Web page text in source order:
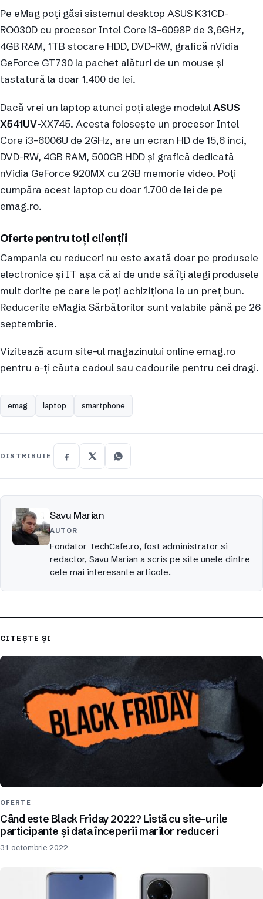
Pe eMag poți găsi sistemul desktop ASUS K31CD-
RO030D cu procesor Intel Core i3-6098P de 3,6GHz,
4GB RAM, 1TB stocare HDD, DVD-RW, grafică nVidia
GeForce GT730 la pachet alături de un mouse și
tastatură la doar 1.400 de lei.
Dacă vrei un laptop atunci poți alege modelulASUS
X541UV-XX745. Acesta folosește un procesor Intel
Core i3-6006U de 2GHz, are un ecran HD de 15,6 inci,
DVD-RW, 4GB RAM, 500GB HDD și grafică dedicată
nVidia GeForce 920MX cu 2GB memorie video. Poți
cumpăra acest laptop cu doar 1.700 de lei de pe
emag.ro.
Oferte pentru toți clienții
Campania cu reduceri nu este axată doar pe produsele
electronice și IT așa că ai de unde să îți alegi produsele
mult dorite pe care le poți achiziționa la un preț bun.
Reducerile eMagia Sărbătorilor sunt valabile până pe 26
septembrie.
Vizitează acum site-ul magazinului online emag.ro
pentru a-ți căuta cadoul sau cadourile pentru cei dragi.
emag laptop smartphone
DISTRIBUIE
Savu Marian
AUTOR
Fondator TechCafe.ro, fost administrator si
redactor, Savu Marian a scris pe site unele dintre
cele mai interesante articole.
CITEȘTE ȘI
OFERTE
Când este Black Friday 2022? Listă cu site-urile
participante și data începerii marilor reduceri
31 octombrie 2022